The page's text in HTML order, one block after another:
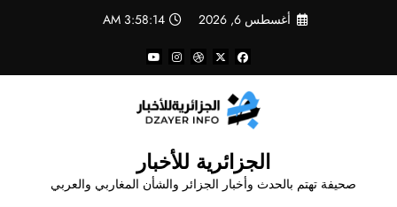
أغسطس 6, 2026 3:58:14 AM
الجزائرية للأخبار
صحيفة تهتم بالحدث وأخبار الجزائر والشأن المغاربي والعربي